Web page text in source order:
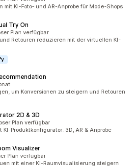
mit KI-Foto- und AR-Anprobe für Mode-Shops
Try On
Plan verfügbar
Retouren reduzieren mit der virtuellen KI-
um Konversionen zu steigern und Retouren
2D & 3D
Plan verfügbar
KI-Produktkonfigurator: 3D, AR & Anprobe
Visualizer
Plan verfügbar
mit einer KI-Raumvisualisierung steigern